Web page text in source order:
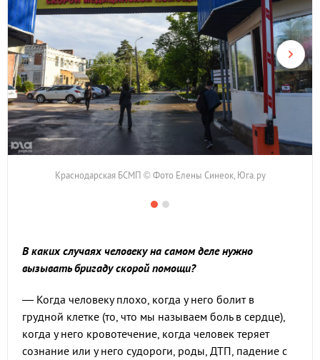
Краснодарская БСМП © Фото Елены Синеок, Юга.ру
В каких случаях человеку на самом деле нужно
вызывать бригаду скорой помощи?
— Когда человеку плохо, когда у него болит в
грудной клетке (то, что мы называем боль в сердце),
когда у него кровотечение, когда человек теряет
сознание или у него судороги, роды, ДТП, падение с